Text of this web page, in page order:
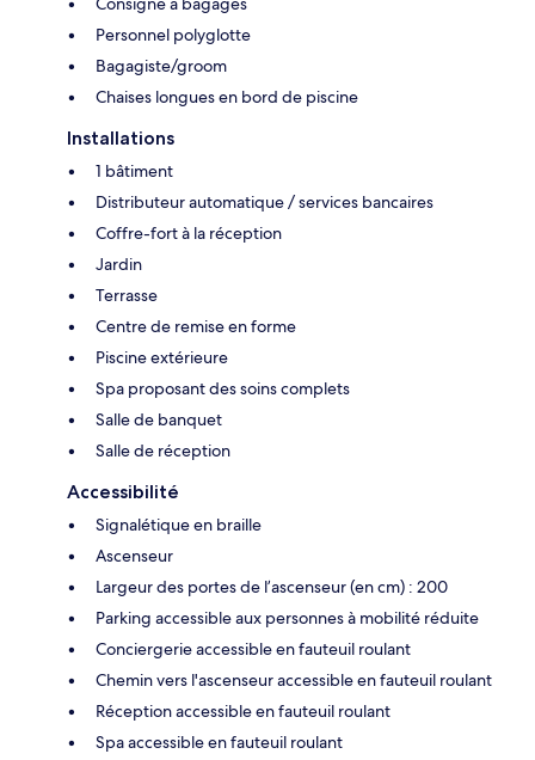
Personnel polyglotte
Bagagiste/groom
Chaises longues en bord de piscine
Installations
1 bâtiment
Distributeur automatique / services bancaires
Coffre-fort à la réception
Jardin
Terrasse
Centre de remise en forme
Piscine extérieure
Spa proposant des soins complets
Salle de banquet
Salle de réception
Accessibilité
Signalétique en braille
Ascenseur
Largeur des portes de l’ascenseur (en cm) : 200
Parking accessible aux personnes à mobilité réduite
Conciergerie accessible en fauteuil roulant
Chemin vers l'ascenseur accessible en fauteuil roulant
Réception accessible en fauteuil roulant
Spa accessible en fauteuil roulant